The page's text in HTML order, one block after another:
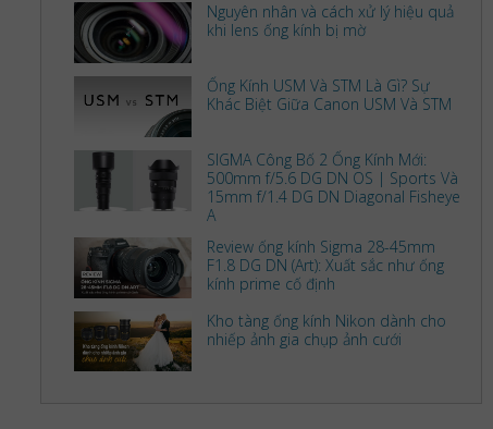
Nguyên nhân và cách xử lý hiệu quả
khi lens ống kính bị mờ
Ống Kính USM Và STM Là Gì? Sự
Khác Biệt Giữa Canon USM Và STM
SIGMA Công Bố 2 Ống Kính Mới:
500mm f/5.6 DG DN OS | Sports Và
15mm f/1.4 DG DN Diagonal Fisheye
A
Review ống kính Sigma 28-45mm
F1.8 DG DN (Art): Xuất sắc như ống
kính prime cố định
Kho tàng ống kính Nikon dành cho
nhiếp ảnh gia chụp ảnh cưới